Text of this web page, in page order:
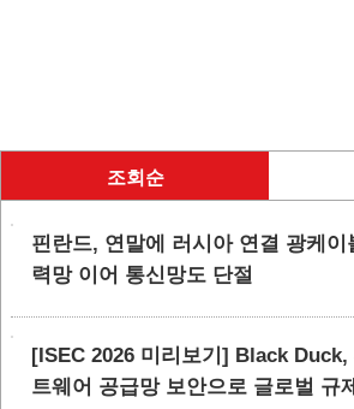
조회순
핀란드, 연말에 러시아 연결 광케이
력망 이어 통신망도 단절
[ISEC 2026 미리보기] Black
트웨어 공급망 보안으로 글로벌 규